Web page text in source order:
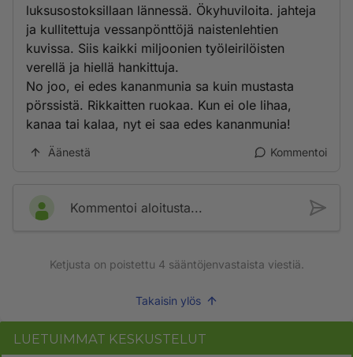
luksusostoksillaan lännessä. Ökyhuviloita. jahteja
ja kullitettuja vessanpönttöjä naistenlehtien
kuvissa. Siis kaikki miljoonien työleirilöisten
verellä ja hiellä hankittuja.
No joo, ei edes kananmunia sa kuin mustasta
pörssistä. Rikkaitten ruokaa. Kun ei ole lihaa,
kanaa tai kalaa, nyt ei saa edes kananmunia!
Äänestä Kommentoi
Kommentoi aloitusta...
Ketjusta on poistettu 4 sääntöjenvastaista viestiä.
Takaisin ylös
LUETUIMMAT KESKUSTELUT